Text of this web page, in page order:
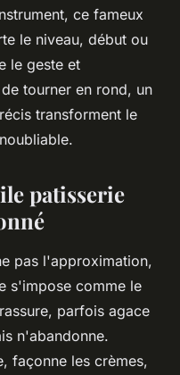
ce fameux
le niveau, début ou
le geste et
tourner en rond, un
transforment le
patisserie
pas l'approximation,
s'impose comme le
parfois agace
n'abandonne.
façonne les crèmes,